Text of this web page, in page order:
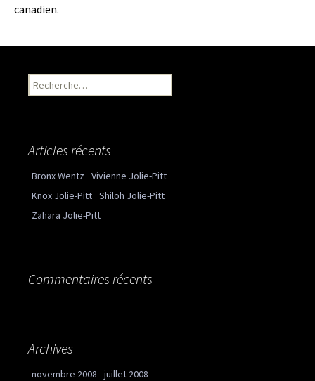
canadien.
Recherche pour :
Articles récents
Bronx Wentz Vivienne Jolie-Pitt
Knox Jolie-Pitt Shiloh Jolie-Pitt
Zahara Jolie-Pitt
Commentaires récents
Archives
novembre 2008
juillet 2008